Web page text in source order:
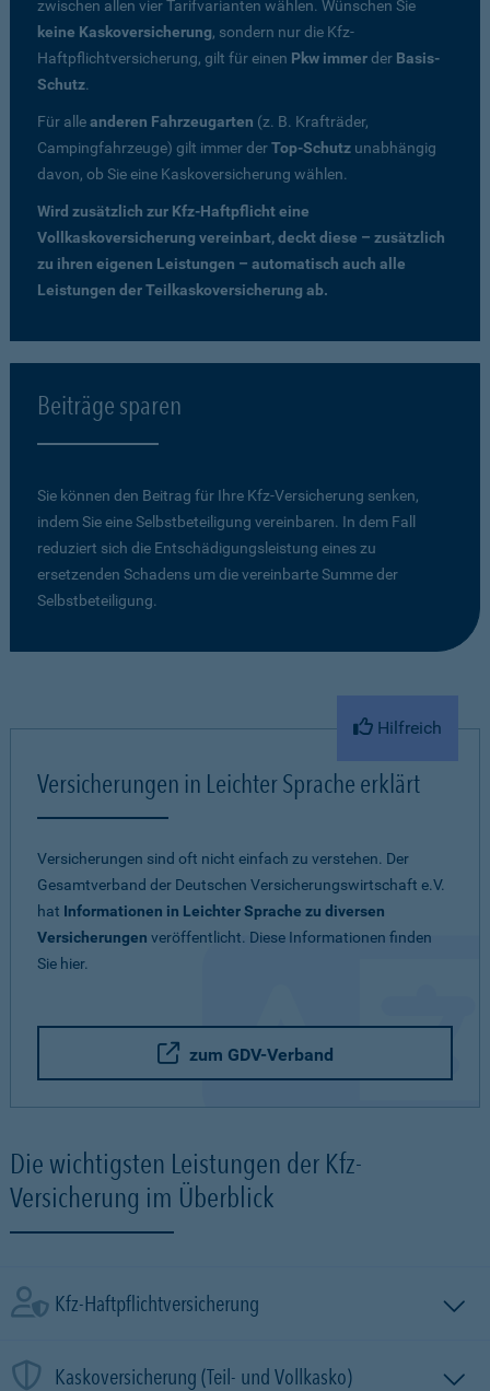
zwischen allen vier Tarifvarianten wählen. Wünschen Sie
keine Kaskoversicherung, sondern nur die Kfz-
Haftpflichtversicherung, gilt für einen Pkw immerder Basis-
Schutz.
Für alleanderen Fahrzeugarten (z. B. Krafträder,
Campingfahrzeuge) gilt immer derTop-Schutz unabhängig
davon, ob Sie eine Kaskoversicherung wählen.
Wird zusätzlich zur Kfz-Haftpflicht eine
Vollkaskoversicherung vereinbart, deckt diese – zusätzlich
zu ihren eigenen Leistungen – automatisch auch alle
Leistungen der Teilkaskoversicherung ab.
Beiträge sparen
Sie können den Beitrag für Ihre Kfz-Versicherung senken,
indem Sie eine Selbstbeteiligung vereinbaren. In dem Fall
reduziert sich die Entschädigungsleistung eines zu
ersetzenden Schadens um die vereinbarte Summe der
Selbstbeteiligung.
Hilfreich
Versicherungen in Leichter Sprache erklärt
Versicherungen sind oft nicht einfach zu verstehen. Der
Gesamtverband der Deutschen Versicherungswirtschaft e.V.
hat Informationen in Leichter Sprache zu diversen
Versicherungen veröffentlicht. Diese Informationen finden
Sie hier.
zum GDV-Verband
Die wichtigsten Leistungen der Kfz-
Versicherung im Überblick
Kfz-Haftpflichtversicherung
Kaskoversicherung (Teil- und Vollkasko)